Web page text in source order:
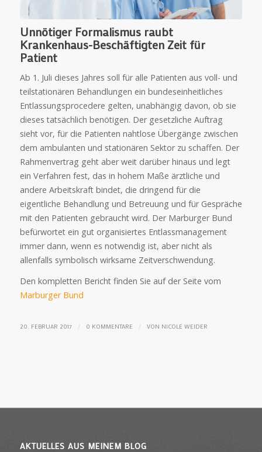
Unnötiger Formalismus raubt
Krankenhaus-Beschäftigten Zeit für
Patient
Ab 1. Juli dieses Jahres soll für alle Patienten aus voll- und
teilstationären Behandlungen ein bundeseinheitliches
Entlassungsprocedere gelten, unabhängig davon, ob sie
dieses tatsächlich benötigen. Der gesetzliche Auftrag
sieht vor, für die Patienten nahtlose Übergänge zwischen
dem ambulanten und stationären Sektor zu schaffen. Der
Rahmenvertrag geht aber weit darüber hinaus und legt
ein Verfahren fest, das in hohem Maße ärztliche und
andere Arbeitskraft bindet, die dringend für die
eigentliche Behandlung und Betreuung und für Gespräche
mit den Patienten gebraucht wird. Der Marburger Bund
befürwortet ein gut organisiertes Entlassmanagement
immer dann, wenn es notwendig ist, aber nicht als
allenfalls symbolisch wirksame Zeitverschwendung.
Den kompletten Bericht finden Sie auf der Seite vom
Marburger Bund
20. FEBRUAR 2017 / 0 KOMMENTARE / VON NICOLE WEIDER
AKTUELLES AUS MEINEM BLOG